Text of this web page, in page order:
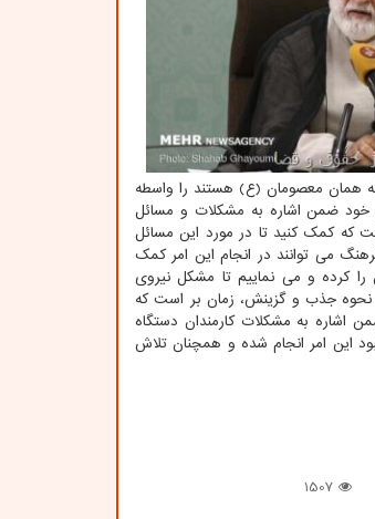
که همان معصومان (ع) هستند را واسطه
خود ضمن اشاره به مشکلات و مسائل
که کمک کنید تا در مورد این مسائل
می توانند در انجام این امر کمک
را کرده و می نماییم تا مشکل نیروی
نحوه جذب و گزینش، زمان بر است که
اشاره به مشکلات کارمندان دستگاه
این امر انجام شده و همچنان تلاش
1507